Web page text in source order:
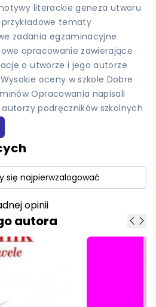
literackie geneza utworu
tematy
zadania egzaminacyjne
opracowanie zawierające
o utworze i jego autorze
oceny w szkole Dobre
Opracowania napisali
podręczników szkolnych
się najpierwzalogować
opinii
autora